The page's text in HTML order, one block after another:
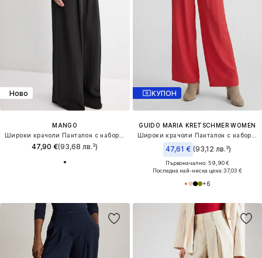
Ново
MANGO
Широки крачоли Панталон с набор 'ABEL'
47,90 €(93,68 лв.³)
КУПОН
GUIDO MARIA KRETSCHMER WOMEN
Широки крачоли Панталон с набор 'Finja'
47,61 € (93,12 лв.³)
Първоначално: 59,90 €
Последна най-ниска цена:37,03 €
+6